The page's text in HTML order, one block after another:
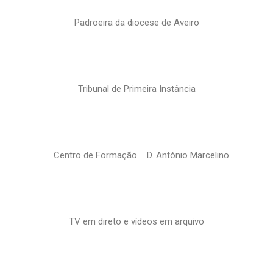
Padroeira da diocese de Aveiro
Tribunal de Primeira Instância
Centro de Formação D. António Marcelino
TV em direto e vídeos em arquivo